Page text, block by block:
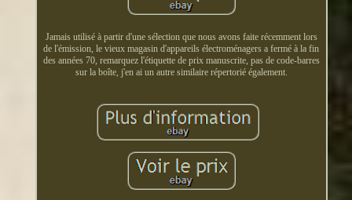
Jamais utilisé à partir d'une sélection que nous avons faite récemment lors
de l'émission, le vieux magasin d'appareils électroménagers a fermé à la fin
des années 70, remarquez l'étiquette de prix manuscrite, pas de code-barres
sur la boîte, j'en ai un autre similaire répertorié également.